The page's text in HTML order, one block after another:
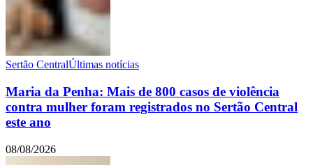
Sertão CentralÚltimas notícias
Maria da Penha: Mais de 800 casos de violência
contra mulher foram registrados no Sertão Central
este ano
08/08/2026